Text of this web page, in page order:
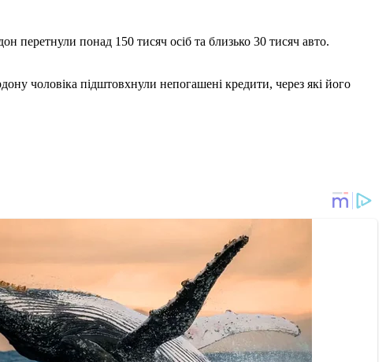
перетнули понад 150 тисяч осіб та близько 30 тисяч авто.
чоловіка підштовхнули непогашені кредити, через які його